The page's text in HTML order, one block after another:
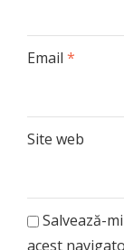
Email *
Site web
Salvează-
acest